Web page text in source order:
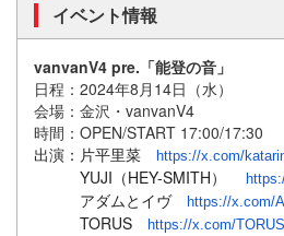
イベント情報
vanvanV4 pre.「能登の音」
日程：2024年8月14日（水）
会場：金沢・vanvanV4
時間：OPEN/START 17:00/17:30
出演：片平里菜
https://x.com/
YUJI（HEY-SMITH）
アダムとイヴ https://x.com/
TORUS https://x.com/